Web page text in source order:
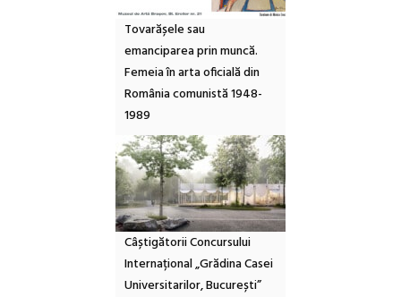
Tovarășele sau
emanciparea prin muncă.
Femeia în arta oficială din
România comunistă 1948-
1989
Câștigătorii Concursului
Internațional „Grădina Casei
Universitarilor, București”